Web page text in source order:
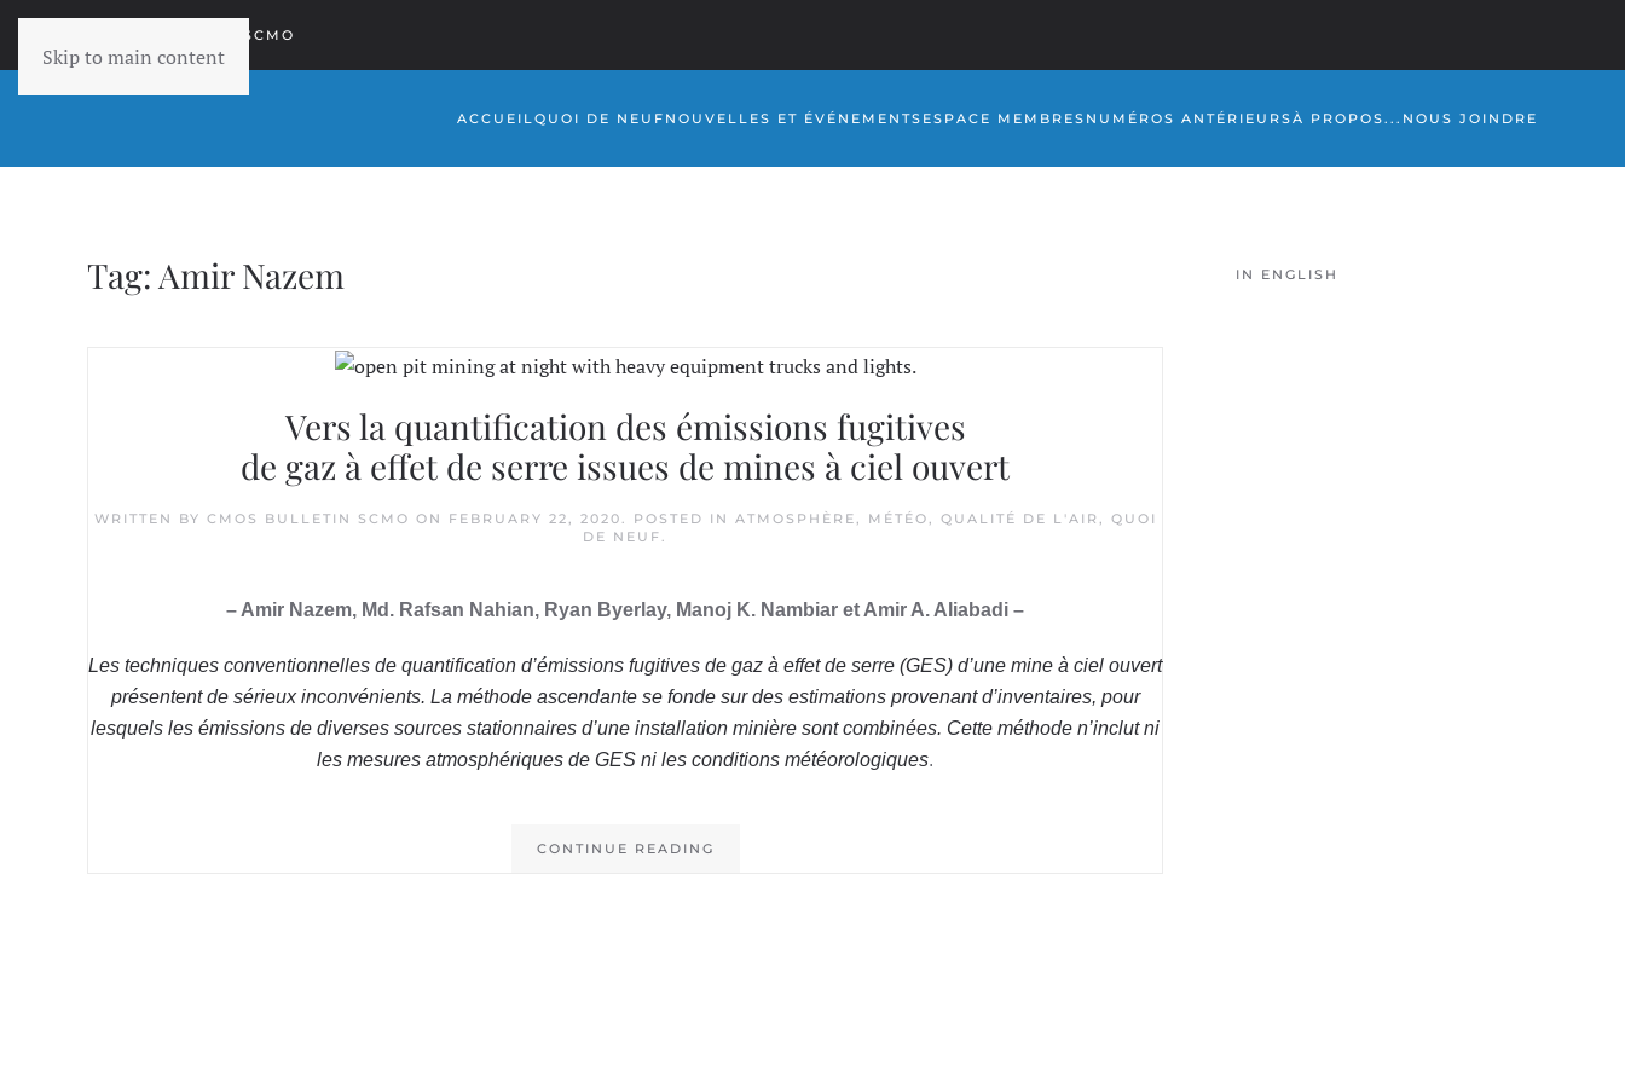
Skip to main content
RETOURNER À SCMO
ACCUEIL QUOI DE NEUF NOUVELLES ET ÉVÉNEMENTS ESPACE MEMBRES NUMÉROS ANTÉRIEURSÀ PROPOS... NOUS JOINDRE
Tag: Amir Nazem
Vers la quantification des émissions fugitives
de gaz à effet de serre issues de mines à ciel ouvert
WRITTEN BY CMOS BULLETIN SCMO ON FEBRUARY 22, 2020. POSTED IN ATMOSPHÈRE, MÉTÉO, QUALITÉ DE L'AIR , QUOI
DE NEUF.
– Amir Nazem, Md. Rafsan Nahian, Ryan Byerlay, Manoj K. Nambiar et Amir A. Aliabadi –
Les techniques conventionnelles de quantification d’émissions fugitives de gaz à effet de serre (GES) d’une mine à ciel ouvert
présentent de sérieux inconvénients. La méthode ascendante se fonde sur des estimations provenant d’inventaires, pour
lesquels les émissions de diverses sources stationnaires d’une installation minière sont combinées. Cette méthode n’inclut ni
les mesures atmosphériques de GES ni les conditions météorologiques.
CONTINUE READING
IN ENGLISH